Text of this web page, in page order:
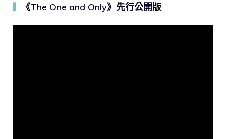
《The One and Only》先行公開版